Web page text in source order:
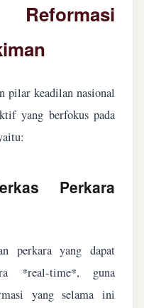
pilar keadilan nasional
yang berfokus pada
Perkara
perkara yang dapat
*real-time*, guna
yang selama ini